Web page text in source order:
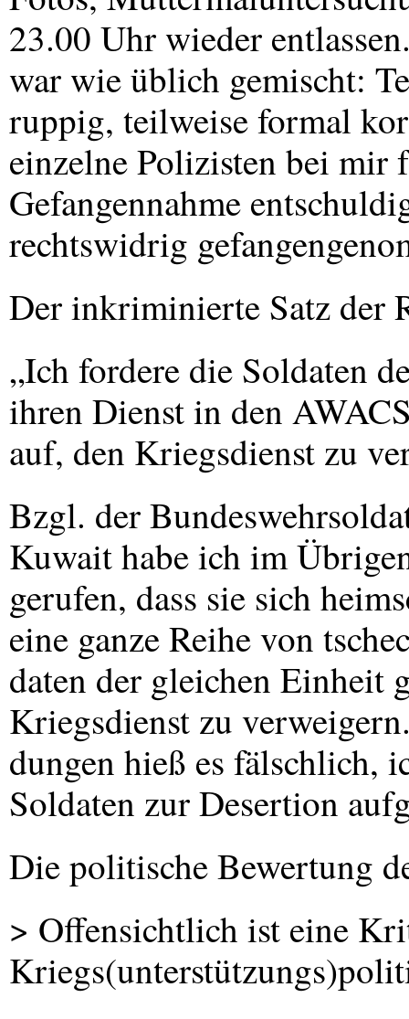
23.00 Uhr wieder
war wie üblich gemischt:
ruppig, teilweise formal
einzelne Polizisten bei mir
Gefangennahme
rechtswidrig
Der inkriminierte Satz der
„Ich fordere die Soldaten
ihren Dienst in den
auf, den Kriegsdienst zu
Bzgl. der
Kuwait habe ich im
gerufen, dass sie sich
eine ganze Reihe von
daten der gleichen Einheit
Kriegsdienst zu
dungen hieß es fälschlich,
Soldaten zur Desertion
Die politische Bewertung
> Offensichtlich ist eine